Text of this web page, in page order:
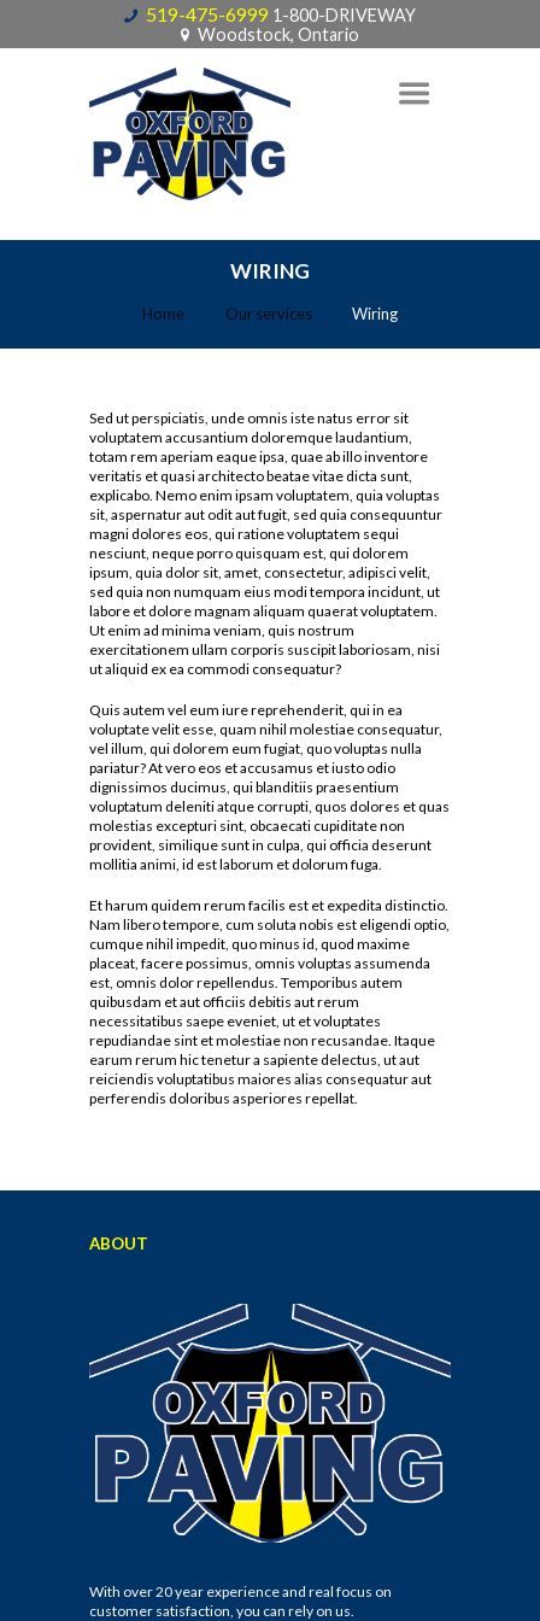
519-475-6999 1-800-DRIVEWAY
Woodstock, Ontario
WIRING
Home Our services Wiring
Sed ut perspiciatis, unde omnis iste natus error sit
voluptatem accusantium doloremque laudantium,
totam rem aperiam eaque ipsa, quae ab illo inventore
veritatis et quasi architecto beatae vitae dicta sunt,
explicabo. Nemo enim ipsam voluptatem, quia voluptas
sit, aspernatur aut odit aut fugit, sed quia consequuntur
magni dolores eos, qui ratione voluptatem sequi
nesciunt, neque porro quisquam est, qui dolorem
ipsum, quia dolor sit, amet, consectetur, adipisci velit,
sed quia non numquam eius modi tempora incidunt, ut
labore et dolore magnam aliquam quaerat voluptatem.
Ut enim ad minima veniam, quis nostrum
exercitationem ullam corporis suscipit laboriosam, nisi
ut aliquid ex ea commodi consequatur?
Quis autem vel eum iure reprehenderit, qui in ea
voluptate velit esse, quam nihil molestiae consequatur,
vel illum, qui dolorem eum fugiat, quo voluptas nulla
pariatur? At vero eos et accusamus et iusto odio
dignissimos ducimus, qui blanditiis praesentium
voluptatum deleniti atque corrupti, quos dolores et quas
molestias excepturi sint, obcaecati cupiditate non
provident, similique sunt in culpa, qui officia deserunt
mollitia animi, id est laborum et dolorum fuga.
Et harum quidem rerum facilis est et expedita distinctio.
Nam libero tempore, cum soluta nobis est eligendi optio,
cumque nihil impedit, quo minus id, quod maxime
placeat, facere possimus, omnis voluptas assumenda
est, omnis dolor repellendus. Temporibus autem
quibusdam et aut officiis debitis aut rerum
necessitatibus saepe eveniet, ut et voluptates
repudiandae sint et molestiae non recusandae. Itaque
earum rerum hic tenetur a sapiente delectus, ut aut
reiciendis voluptatibus maiores alias consequatur aut
perferendis doloribus asperiores repellat.
ABOUT
With over 20 year experience and real focus on
customer satisfaction, you can rely on us.